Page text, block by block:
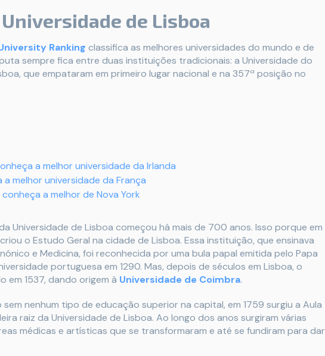
de Lisboa
Ranking classifica as melhores universidades do mundo e de
sempre fica entre duas instituições tradicionais: a Universidade do
que empataram em primeiro lugar nacional e na 357ª posição no
a melhor universidade da Irlanda
a melhor universidade da França
a melhor de Nova York
Universidade de Lisboa começou há mais de 700 anos. Isso porque em
o Estudo Geral na cidade de Lisboa. Essa instituição, que ensinava
e Medicina, foi reconhecida por uma bula papal emitida pelo Papa
portuguesa em 1290. Mas, depois de séculos em Lisboa, o
em 1537, dando origem à Universidade de Coimbra.
nenhum tipo de educação superior na capital, em 1759 surgiu a Aula
raiz da Universidade de Lisboa. Ao longo dos anos surgiram várias
médicas e artísticas que se transformaram e até se fundiram para dar